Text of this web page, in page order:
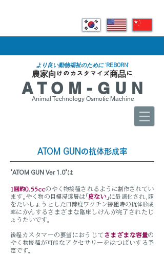
より良い動物福祉のために'REBORN'
​農家向けのカスタマイズ商品に
ATOM-GUN
Animal Technology Osmotic Machine
ATOM GUNの抗体形成率
"ATOM GUN Ver 1.0"は
1回約0.55ccのやく物接種されるように制作されてい
ます。やく物の目標浸透層は「皮ない」に最適化され、豚
をたいしょうとした口蹄疫ワクチン接種時の抗体形成
率にかんするさまざまな臨床しけんが完了されたじ
ょうたいです。
後程カスタマーの要望におうじてさまざまな容量の
やく物接種が可能なアクセサリーをはつばいする予
定です。